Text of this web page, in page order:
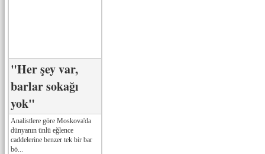
"Her şey var,
barlar sokağı
yok"
Analistlere göre Moskova'da
dünyanın ünlü eğlence
caddelerine benzer tek bir bar
bö...